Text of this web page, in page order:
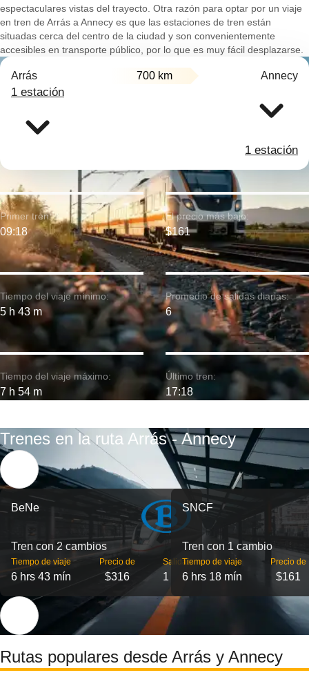
espectaculares vistas del trayecto. Otra razón para optar por un viaje
en tren de Arrás a Annecy es que las estaciones de tren están
situadas cerca del centro de la ciudad y son convenientemente
accesibles en transporte público, por lo que es muy fácil desplazarse.
Arrás 700 km Annecy
1 estación
1 estación
Tiempo del viaje mínimo:
5 h 43 m
Primer tren:
09:18
Tiempo del viaje máximo:
7 h 54 m
El precio más bajo:
$161
Promedio de salidas diarias:
6
Último tren:
17:18
Trenes en la ruta Arrás - Annecy
BeNe
Tren con 2 cambios
Tiempo de viaje
6 hrs 43 mín
Precio de
$316
Salidas
1
SNCF
Tren con 1 cambio
Tiempo de viaje
6 hrs 18 mín
Precio de
$161
Rutas populares desde Arrás y Annecy